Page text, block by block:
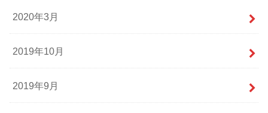
2020年3月
2019年10月
2019年9月